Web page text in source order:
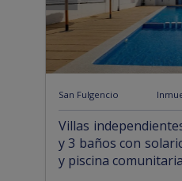
San Fulgencio
Villas
y 3 baños con
y piscina comunitaria